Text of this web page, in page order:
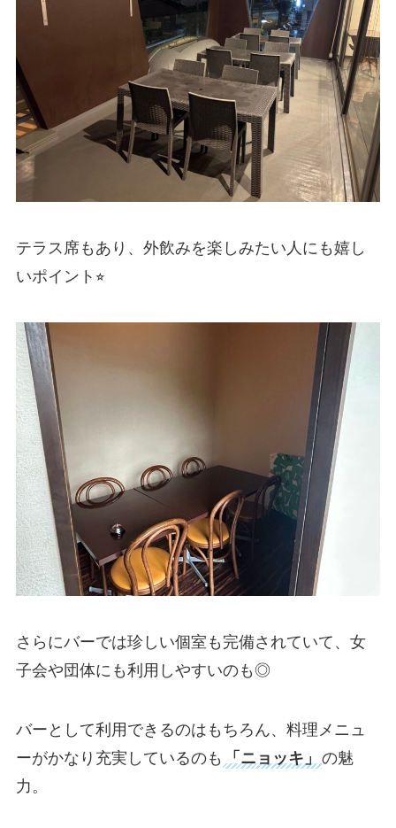
テラス席もあり、外飲みを楽しみたい人にも嬉し
いポイント⭐︎
さらにバーでは珍しい個室も完備されていて、女
子会や団体にも利用しやすいのも◎
バーとして利用できるのはもちろん、料理メニュ
ーがかなり充実しているのも
「ニョッキ」 の魅
力。